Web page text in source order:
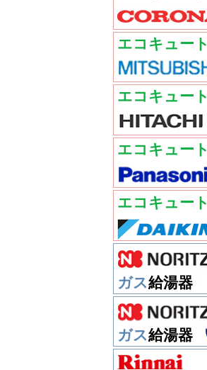
エコキュート
エコキュート
エコキュート
エコキュート
ガス給湯器
ガス給湯器